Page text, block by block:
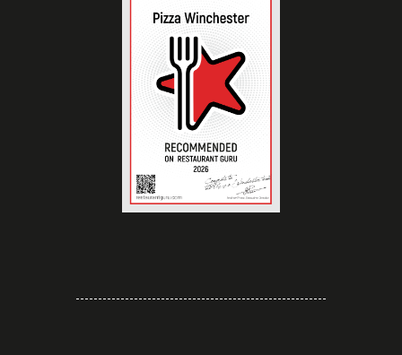
--------------------------------------------------------